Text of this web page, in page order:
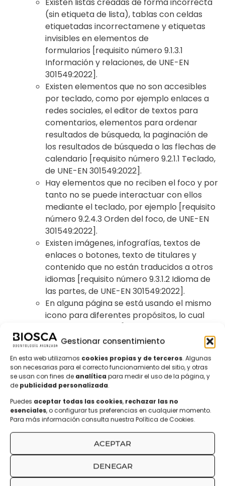
Gestionar consentimiento
En esta web utilizamos cookies propias y de terceros. Algunas
son necesarias para el correcto funcionamiento del sitio, y otras
se usan con fines de analíticapara medir el uso de la página, y
de publicidad personalizada.
Puedes aceptar todas las cookies, rechazar las no
esenciales, o configurar tus preferencias en cualquier momento.
Para más información consulta nuestra Política de Cookies.
ACEPTAR
DENEGAR
Existen listas creadas de forma incorrecta
(sin etiqueta de lista), tablas con celdas
etiquetadas incorrectamene y etiquetas
invisibles en elementos de
formularios [requisito número 9.1.3.1
Información y relaciones, de UNE-EN
301549:2022].
Existen elementos que no son accesibles
por teclado, como por ejemplo enlaces a
redes sociales, el editor de textos para
comentarios, elementos para ordenar
resultados de búsqueda, la paginación de
los resultados de búsqueda o las flechas de
calendario [requisito número 9.2.1.1 Teclado,
de UNE-EN 301549:2022].
Hay elementos que no reciben el foco y por
tanto no se puede interactuar con ellos
mediante el teclado, por ejemplo [requisito
número 9.2.4.3 Orden del foco, de UNE-EN
301549:2022].
Existen imágenes, infografías, textos de
enlaces o botones, texto de titulares y
contenido que no están traducidos a otros
idiomas [requisito número 9.3.1.2 Idioma de
las partes, de UNE-EN 301549:2022].
En alguna página se está usando el mismo
icono para diferentes propósitos, lo cual
Identificación coherente, de UNE-EN
301549:2022]
Existen formularios con campos
obligatorios donde no se informa al usuario
de ello, así como campos donde falta un
ejemplo textual del formato del campo
(como por ejemplo el DNI)[requisito
número 9.3.3.2 Etiquetas e instrucciones, de
UNE-EN 301549:2022].
Existen campos de formularios donde se
valor incorrecto pero no se informa de una